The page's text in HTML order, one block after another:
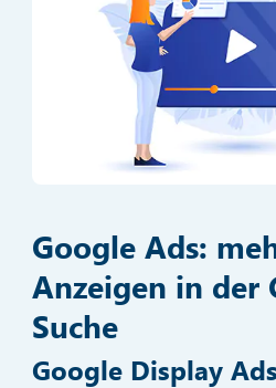
Google Ads:
Anzeigen in der
Suche
Google Display Ads